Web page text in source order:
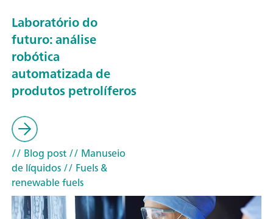
Laboratório do
futuro: análise
robótica
automatizada de
produtos petrolíferos
// Blog post// Manuseio
de líquidos// Fuels &
renewable fuels